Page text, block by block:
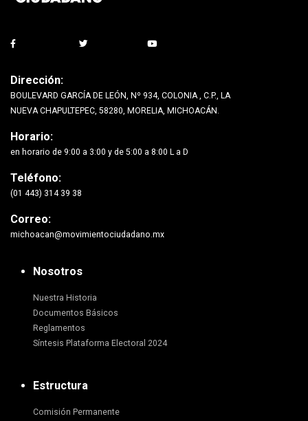
Dirección:
BOULEVARD GARCÍA DE LEÓN, Nº 934, COLONIA , C.P., LA
NUEVA CHAPULTEPEC, 58280, MORELIA, MICHOACÁN.
Horario:
en horario de 9:00 a 3:00 y de 5:00 a 8:00 L a D
Teléfono:
(01 443) 314 39 38
Correo:
michoacan@movimientociudadano.mx
Nosotros
Nuestra Historia
Documentos Básicos
Reglamentos
Síntesis Plataforma Electoral 2024
Estructura
Comisión Permanente